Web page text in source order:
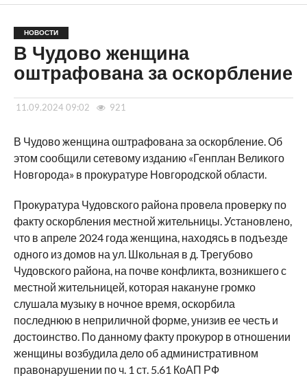
НОВОСТИ
В Чудово женщина
оштрафована за оскорбление
11.09.2024 09:02 921
В Чудово женщина оштрафована за оскорбление. Об
этом сообщили сетевому изданию «Генплан Великого
Новгорода» в прокуратуре Новгородской области.
Прокуратура Чудовского района провела проверку по
факту оскорбления местной жительницы. Установлено,
что в апреле 2024 года женщина, находясь в подъезде
одного из домов на ул. Школьная в д. Трегубово
Чудовского района, на почве конфликта, возникшего с
местной жительницей, которая накануне громко
слушала музыку в ночное время, оскорбила
последнюю в неприличной форме, унизив ее честь и
достоинство. По данному факту прокурор в отношении
женщины возбудила дело об административном
правонарушении по ч. 1 ст. 5.61 КоАП РФ